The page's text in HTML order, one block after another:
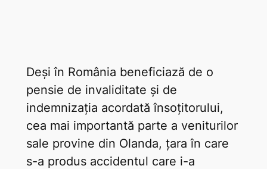
Deși în România beneficiază de o
pensie de invaliditate și de
indemnizația acordată însoțitorului,
cea mai importantă parte a veniturilor
sale provine din Olanda, țara în care
s-a produs accidentul care i-a